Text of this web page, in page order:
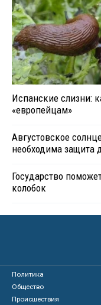
Испанские слизни:
«европейцам»
Августовское
необходима защита
Государство
колобок
Политика
Общество
Происшествия